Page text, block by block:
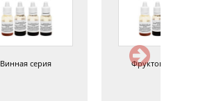
Винная серия Фруктовая серия